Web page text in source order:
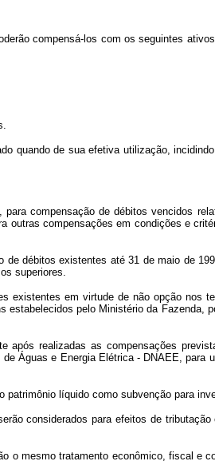
compensá-los com os seguintes
quando de sua efetiva utilização,
compensação de débitos vencidos
compensações em condições e
débitos existentes até 31 de maio de
superiores.
existentes em virtude de não opção nos
pelo Ministério da Fazenda,
realizadas as compensações
Águas e Energia Elétrica - DNAEE, para
líquido como subvenção para
considerados para efeitos de
mesmo tratamento econômico, fiscal e